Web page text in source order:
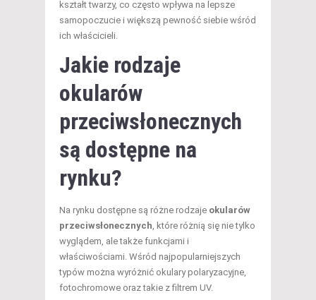
kształt twarzy, co często wpływa na lepsze
samopoczucie i większą pewność siebie wśród
ich właścicieli.
Jakie rodzaje
okularów
przeciwsłonecznych
są dostępne na
rynku?
Na rynku dostępne są różne rodzaje okularów
przeciwsłonecznych, które różnią się nie tylko
wyglądem, ale także funkcjami i
właściwościami. Wśród najpopularniejszych
typów można wyróżnić okulary polaryzacyjne,
fotochromowe oraz takie z filtrem UV.